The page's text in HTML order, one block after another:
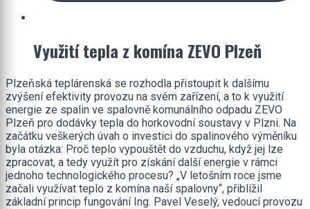
Využití tepla z komína ZEVO Plzeň
Plzeňská teplárenská se rozhodla přistoupit k dalšímu
zvýšení efektivity provozu na svém zařízení, a to k využití
energie ze spalin ve spalovně komunálního odpadu ZEVO
Plzeň pro dodávky tepla do horkovodní soustavy v Plzni. Na
začátku veškerých úvah o investici do spalinového výměníku
byla otázka: Proč teplo vypouštět do vzduchu, když jej lze
zpracovat, a tedy využít pro získání další energie v rámci
jednoho technologického procesu? „V letošním roce jsme
začali využívat teplo z komína naší spalovny“, přiblížil
základní princip fungování Ing. Pavel Veselý, vedoucí provozu